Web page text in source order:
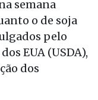
semana
o de soja
pelo
EUA (USDA),
dos